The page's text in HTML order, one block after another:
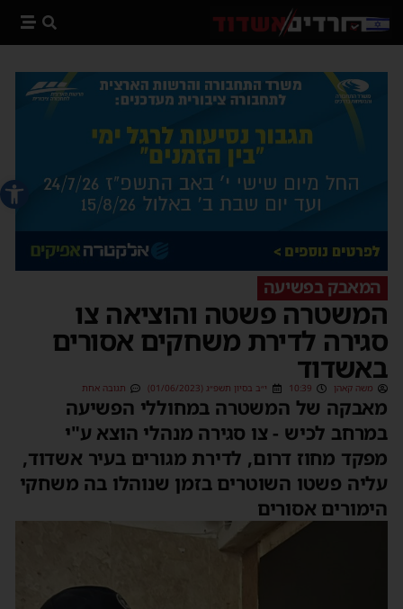
פתח
המאבק בפשיעה
המשטרה פשטה והוציאה צו
סגירה לדירת משחקים אסורים
באשדוד
משה קאהן 10:39 י״ב בסיון תשפ״ג (01/06/2023) תגובה אחת
מאבקה של המשטרה במחוללי הפשיעה
במרחב לכיש - צו סגירה מנהלי הוצא ע"י
מפקד מחוז דרום, לדירת מגורים בעיר אשדוד,
עליה פשטו השוטרים בזמן שנוהלו בה משחקי
הימורים אסורים